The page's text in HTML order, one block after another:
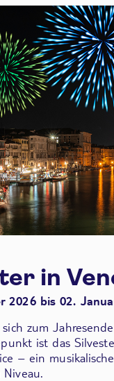
in
2026 bis 02.
zum
ist das
– ein